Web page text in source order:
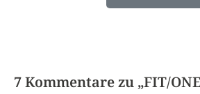
7 Kommentare zu „FIT/